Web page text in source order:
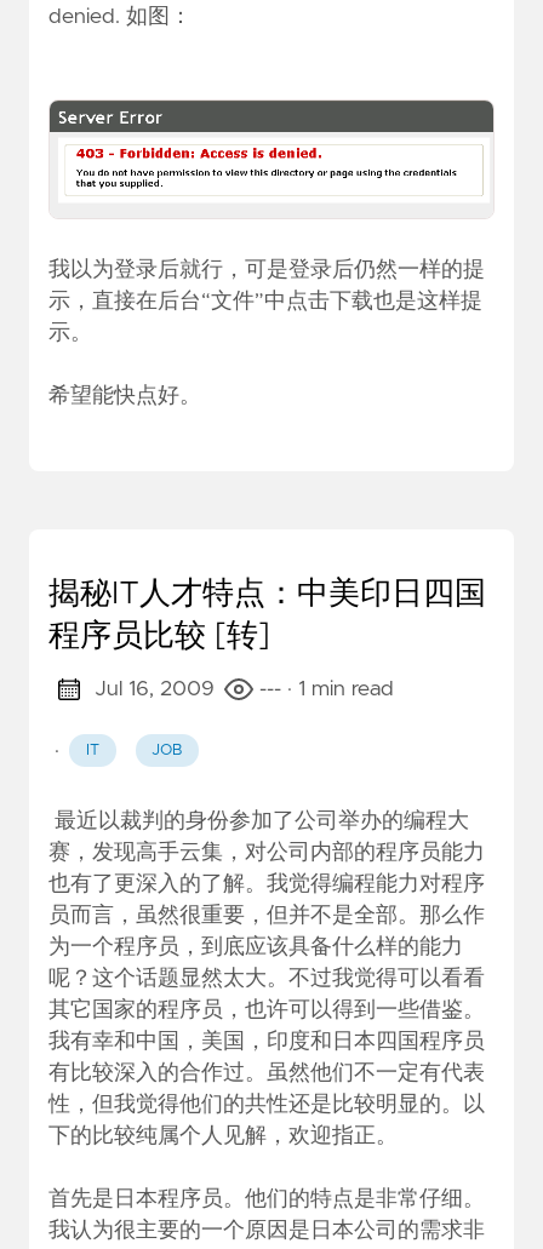
denied. 如图：
我以为登录后就行，可是登录后仍然一样的提
示，直接在后台“文件”中点击下载也是这样提
示。
希望能快点好。
揭秘IT人才特点：中美印日四国
程序员比较 [转]
Jul 16, 2009 --- · 1 min read
· JOB
最近以裁判的身份参加了公司举办的编程大
赛，发现高手云集，对公司内部的程序员能力
也有了更深入的了解。我觉得编程能力对程序
员而言，虽然很重要，但并不是全部。那么作
为一个程序员，到底应该具备什么样的能力
呢？这个话题显然太大。不过我觉得可以看看
其它国家的程序员，也许可以得到一些借鉴。
我有幸和中国，美国，印度和日本四国程序员
有比较深入的合作过。虽然他们不一定有代表
性，但我觉得他们的共性还是比较明显的。以
下的比较纯属个人见解，欢迎指正。
首先是日本程序员。他们的特点是非常仔细。
我认为很主要的一个原因是日本公司的需求非